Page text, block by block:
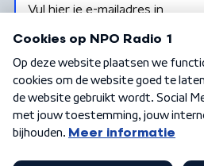
Algemene voorwaarden